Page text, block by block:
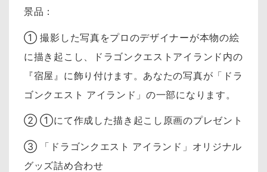
景品：
① 撮影した写真をプロのデザイナーが本物の絵
に描き起こし、ドラゴンクエストアイランド内の
『宿屋』に飾り付けます。あなたの写真が「ドラ
ゴンクエスト アイランド」の一部になります。
② ①にて作成した描き起こし原画のプレゼント
③ 「ドラゴンクエスト アイランド」オリジナル
グッズ詰め合わせ